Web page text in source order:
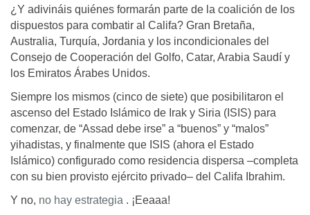
¿Y adivináis quiénes formarán parte de la coalición de los
dispuestos para combatir al Califa? Gran Bretaña,
Australia, Turquía, Jordania y los incondicionales del
Consejo de Cooperación del Golfo, Catar, Arabia Saudí y
los Emiratos Árabes Unidos.
Siempre los mismos (cinco de siete) que posibilitaron el
ascenso del Estado Islámico de Irak y Siria (ISIS) para
comenzar, de “Assad debe irse” a “buenos” y “malos”
yihadistas, y finalmente que ISIS (ahora el Estado
Islámico) configurado como residencia dispersa –completa
con su bien provisto ejército privado– del Califa Ibrahim.
Y no, no hay estrategia . ¡Eeaaa!